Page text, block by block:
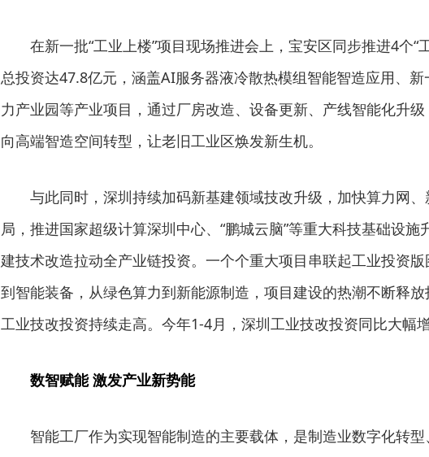
在新一批“工业上楼”项目现场推进会上，宝安区同步推进4个“
总投资达47.8亿元，涵盖AI服务器液冷散热模组智能智造应用、
力产业园等产业项目，通过厂房改造、设备更新、产线智能化升
向高端智造空间转型，让老旧工业区焕发新生机。
与此同时，深圳持续加码新基建领域技改升级，加快算力网
局，推进国家超级计算深圳中心、“鹏城云脑”等重大科技基础设施
建技术改造拉动全产业链投资。一个个重大项目串联起工业投资
到智能装备，从绿色算力到新能源制造，项目建设的热潮不断释
工业技改投资持续走高。今年1-4月，深圳工业技改投资同比大幅增
数智赋能 激发产业新势能
智能工厂作为实现智能制造的主要载体，是制造业数字化转